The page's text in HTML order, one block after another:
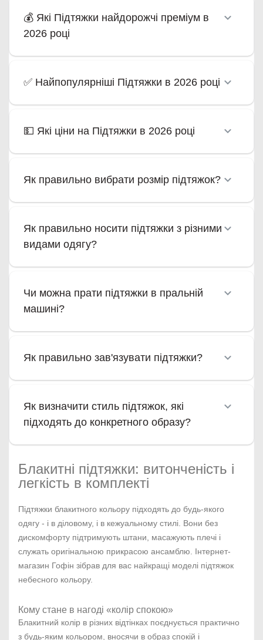
💰 Які Підтяжки найдорожчі преміум в
2026 році
✅ Найпопулярніші Підтяжки в 2026 році
💵 Які ціни на Підтяжки в 2026 році
Як правильно вибрати розмір підтяжок?
Як правильно носити підтяжки з різними
видами одягу?
Чи можна прати підтяжки в пральній
машині?
Як правильно зав'язувати підтяжки?
Як визначити стиль підтяжок, які
підходять до конкретного образу?
Блакитні підтяжки: витонченість і
легкість в комплекті
Підтяжки блакитного кольору підходять до будь-якого
одягу - і в діловому, і в кежуальному стилі. Вони без
дискомфорту підтримують штани, масажують плечі і
служать оригінальною прикрасою ансамблю. Інтернет-
магазин Гофін зібрав для вас найкращі моделі підтяжок
небесного кольору.
Кому стане в нагоді «колір спокою»
Блакитний колір в різних відтінках поєднується практично
з будь-яким кольором, вносячи в образ спокій і